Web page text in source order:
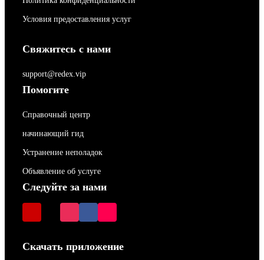
Условия предоставления услуг
Свяжитесь с нами
support@redex.vip
Помогите
Справочный центр
начинающий гид
Устранение неполадок
Объявление об услуге
Следуйте за нами
Скачать приложение